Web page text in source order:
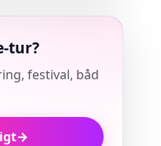
tur?
festival, båd
→